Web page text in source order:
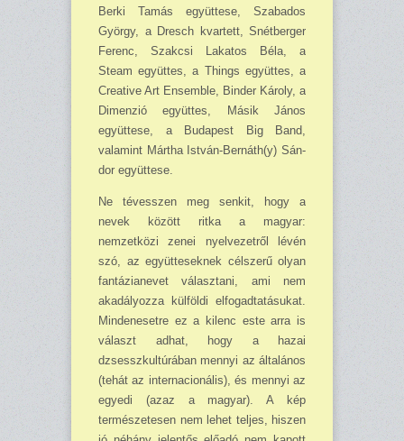
Berki Tamás együttese, Szabados
György, a Dresch kvartett, Snétberger
Ferenc, Szakcsi Lakatos Béla, a
Steam együt­tes, a Things együttes, a
Creative Art Ensemb­le, Binder Károly, a
Dimenzió együttes, Másik János
együttese, a Budapest Big Band,
valamint Mártha István-Bernáth(y) Sán­
dor együttese.
Ne tévesszen meg senkit, hogy a
nevek között ritka a magyar:
nemzetközi zenei nyelve­zetről lévén
szó, az együtteseknek cél­szerű olyan
fantázianevet válasz­tani, ami nem
akadályoz­za kül­földi elfogadtatásukat.
Minden­esetre ez a kilenc este arra is
választ adhat, hogy a hazai
dzsesszkultúrában mennyi az ál­talános
(tehát az internacionális), és mennyi az
egyedi (azaz a ma­gyar). A kép
természetesen nem lehet teljes, hiszen